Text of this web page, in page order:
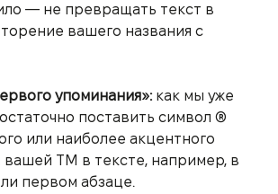
— не превращать текст в
вашего названия с
упоминания»:как мы уже
поставить символ ®
или наиболее акцентного
вашей ТМ в тексте, например, в
первом абзаце.